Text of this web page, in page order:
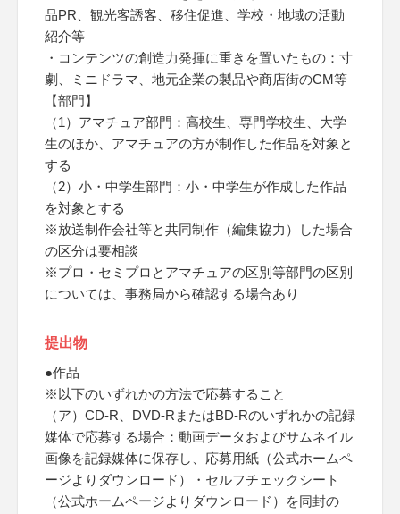
品PR、観光客誘客、移住促進、学校・地域の活動
紹介等
・コンテンツの創造力発揮に重きを置いたもの：寸
劇、ミニドラマ、地元企業の製品や商店街のCM等
【部門】
（1）アマチュア部門：高校生、専門学校生、大学
生のほか、アマチュアの方が制作した作品を対象と
する
（2）小・中学生部門：小・中学生が作成した作品
を対象とする
※放送制作会社等と共同制作（編集協力）した場合
の区分は要相談
※プロ・セミプロとアマチュアの区別等部門の区別
については、事務局から確認する場合あり
提出物
●作品
※以下のいずれかの方法で応募すること
（ア）CD-R、DVD-RまたはBD-Rのいずれかの記録
媒体で応募する場合：動画データおよびサムネイル
画像を記録媒体に保存し、応募用紙（公式ホームペ
ージよりダウンロード）・セルフチェックシート
（公式ホームページよりダウンロード）を同封の